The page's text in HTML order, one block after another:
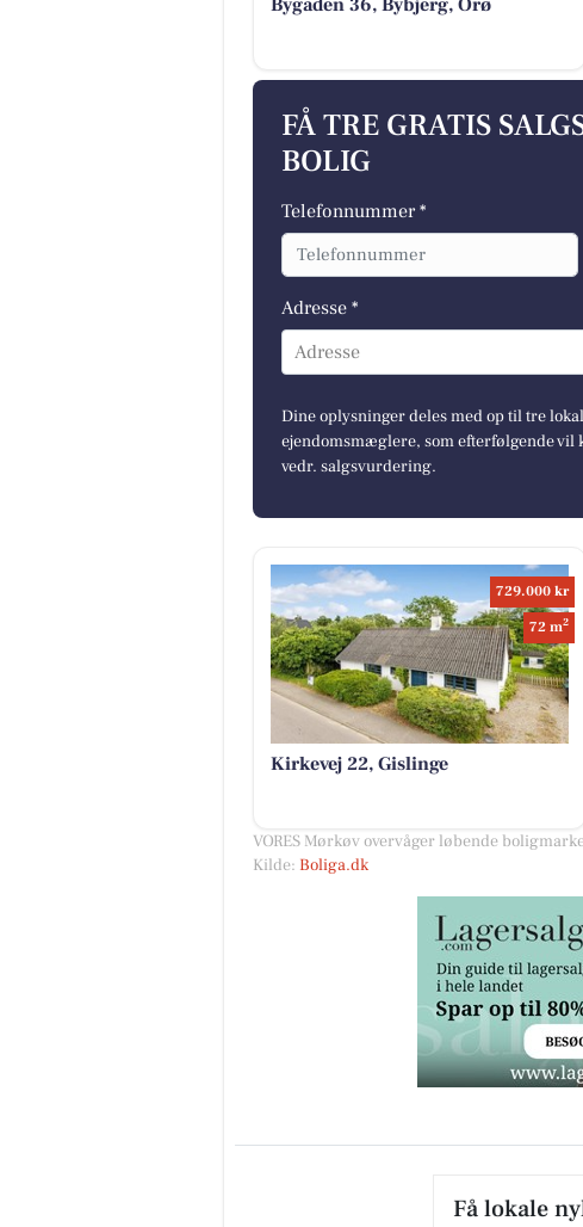
FÅ TRE GRATIS
BOLIG
Telefonnummer *
Adresse *
Adresse
Dine oplysninger deles med op til tre
ejendomsmæglere, som efterfølgende vil
vedr. salgsvurdering.
729.000 kr
72 m2
Kirkevej 22, Gislinge
VORES Mørkøv overvåger løbende
Kilde: Boliga.dk
Få lokale